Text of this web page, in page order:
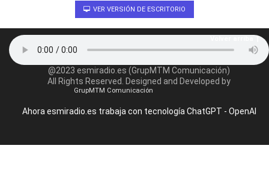
VER VERSIÓN DE ESCRITORIO
@2023 esmiradio.es (GrupMTM Comunicación)
All Rights Reserved. Designed and Developed by
GrupMTM Comunicación
Ahora esmiradio.es trabaja con tecnología ChatGPT - OpenAI